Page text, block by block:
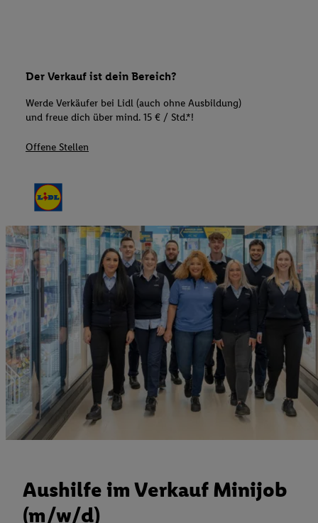
Der Verkauf ist dein Bereich?
Werde Verkäufer bei Lidl (auch ohne Ausbildung)
und freue dich über mind. 15 € / Std.*!
Offene Stellen
Aushilfe im Verkauf Minijob
(m/w/d)